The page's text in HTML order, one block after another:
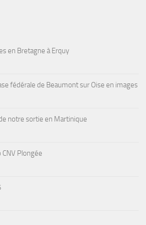
en Bretagne à Erquy
fédérale de Beaumont sur Oise en images
notre sortie en Martinique
Plongée